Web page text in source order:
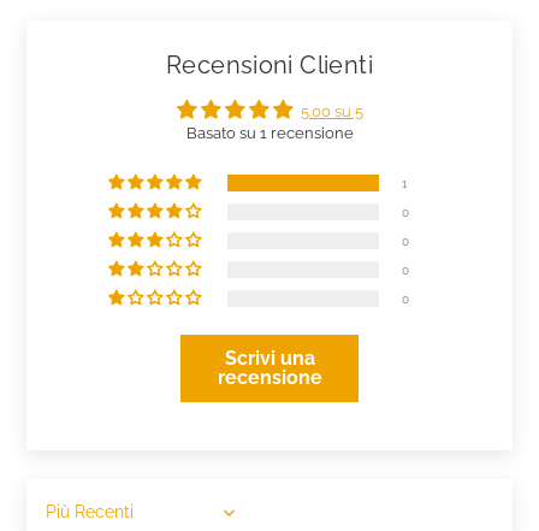
Recensioni Clienti
5.00 su 5
Basato su 1 recensione
1
0
0
0
0
Scrivi una
recensione
Sort by